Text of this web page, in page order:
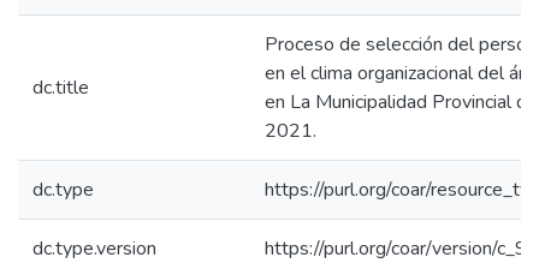
dc.title
Proceso de selección del
en el clima organizacional del
en La Municipalidad Provincial
2021.
dc.type https://purl.org/coar/
dc.type.version https://purl.org/coar/version/